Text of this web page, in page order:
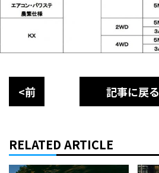
<前 記事に戻る
RELATED ARTICLE